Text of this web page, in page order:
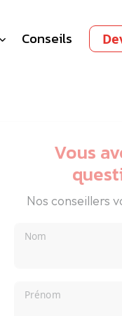
Conseils
Vous
Nos conseillers
Nom
Prénom